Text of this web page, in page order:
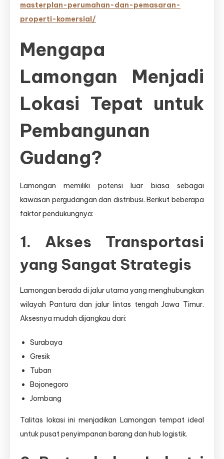
masterplan-perumahan-dan-pemasaran-
properti-komersial/
Mengapa
Lamongan Menjadi
Lokasi Tepat untuk
Pembangunan
Gudang?
Lamongan memiliki potensi luar biasa sebagai
kawasan pergudangan dan distribusi. Berikut beberapa
faktor pendukungnya:
1. Akses Transportasi
yang Sangat Strategis
Lamongan berada di jalur utama yang menghubungkan
wilayah Pantura dan jalur lintas tengah Jawa Timur.
Aksesnya mudah dijangkau dari:
Surabaya
Gresik
Tuban
Bojonegoro
Jombang
Talitas lokasi ini menjadikan Lamongan tempat ideal
untuk pusat penyimpanan barang dan hub logistik.